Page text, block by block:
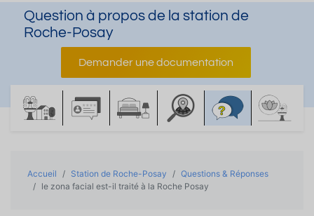
Question à propos de la station de
Roche-Posay
Demander une documentation
Accueil Station de Roche-Posay
Questions & Réponses
le zona facial est-il traité à la Roche Posay